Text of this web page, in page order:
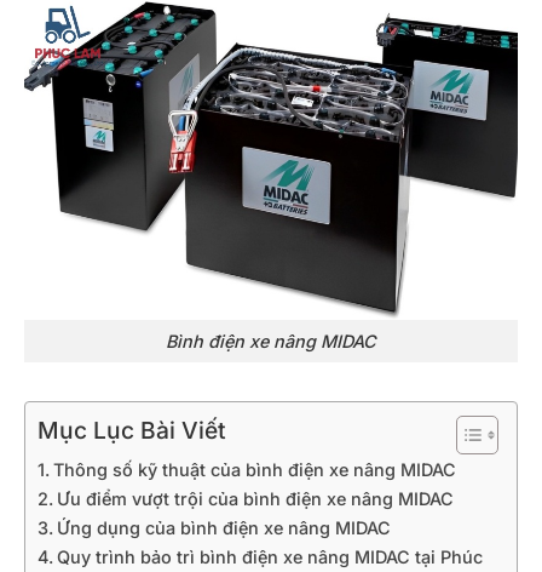
Bình điện xe nâng MIDAC
Mục Lục Bài Viết
Thông số kỹ thuật của bình điện xe nâng MIDAC
Ưu điểm vượt trội của bình điện xe nâng MIDAC
Ứng dụng của bình điện xe nâng MIDAC
Quy trình bảo trì bình điện xe nâng MIDAC tại Phúc